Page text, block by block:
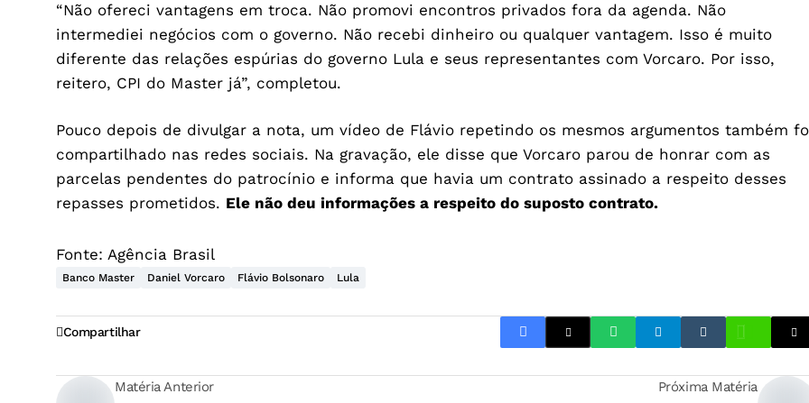
“Não ofereci vantagens em troca. Não promovi encontros privados fora da agenda. Não
intermediei negócios com o governo. Não recebi dinheiro ou qualquer vantagem. Isso é muito
diferente das relações espúrias do governo Lula e seus representantes com Vorcaro. Por isso,
reitero, CPI do Master já”, completou.
Pouco depois de divulgar a nota, um vídeo de Flávio repetindo os mesmos argumentos também
compartilhado nas redes sociais. Na gravação, ele disse que Vorcaro parou de honrar com as
parcelas pendentes do patrocínio e informa que havia um contrato assinado a respeito desses
repasses prometidos. Ele não deu informações a respeito do suposto contrato.
Fonte: Agência Brasil
Banco Master Daniel Vorcaro Flávio Bolsonaro Lula
Compartilhar
Matéria Anterior
Próxima Matéria